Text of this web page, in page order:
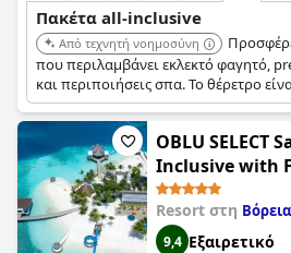
Πακέτα all-inclusive
Από τεχνητή νοημοσύνη
που περιλαμβάνει εκλεκτό φαγητό,
και περιποιήσεις σπα. Το θέρετρο
εξαιρετική εξυπηρέτηση και τα
εξασφαλίζοντας μια αξέχαστη και
inclusive.
OBLU SELECT
Inclusive with
Resort στη
9,4 Εξαιρετικό